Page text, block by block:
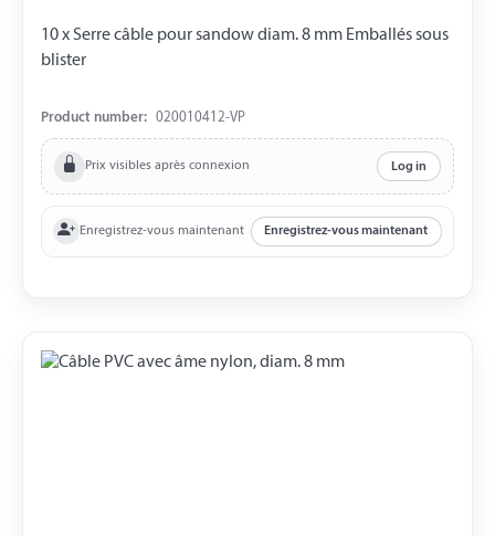
10 x Serre câble pour sandow diam. 8 mm Emballés sous
blister
Product number: 020010412-VP
Prix visibles après connexion Log in
Enregistrez-vous maintenant Enregistrez-vous maintenant